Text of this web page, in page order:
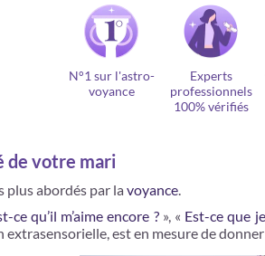
N°1 sur l'astro-
voyance
Experts
professionnels
100% vérifiés
de votre mari
plus abordés par la voyance.
ce qu’il m’aime encore ? », « Est-ce que
est en mesure de